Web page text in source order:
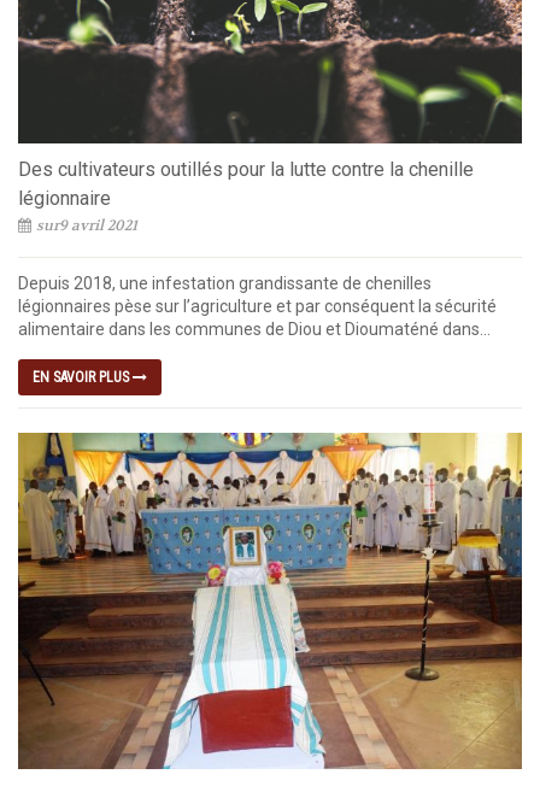
Des cultivateurs outillés pour la lutte contre la chenille
légionnaire
sur9 avril 2021
Depuis 2018, une infestation grandissante de chenilles
légionnaires pèse sur l’agriculture et par conséquent la sécurité
alimentaire dans les communes de Diou et Dioumaténé dans...
EN SAVOIR PLUS